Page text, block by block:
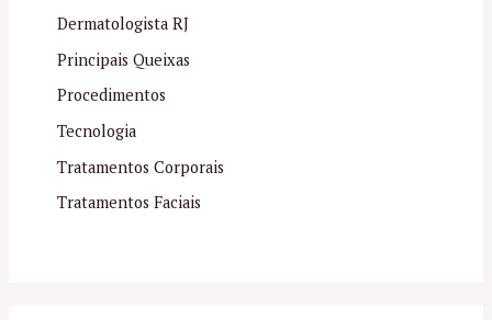
Dermatologista RJ
Principais Queixas
Procedimentos
Tecnologia
Tratamentos Corporais
Tratamentos Faciais